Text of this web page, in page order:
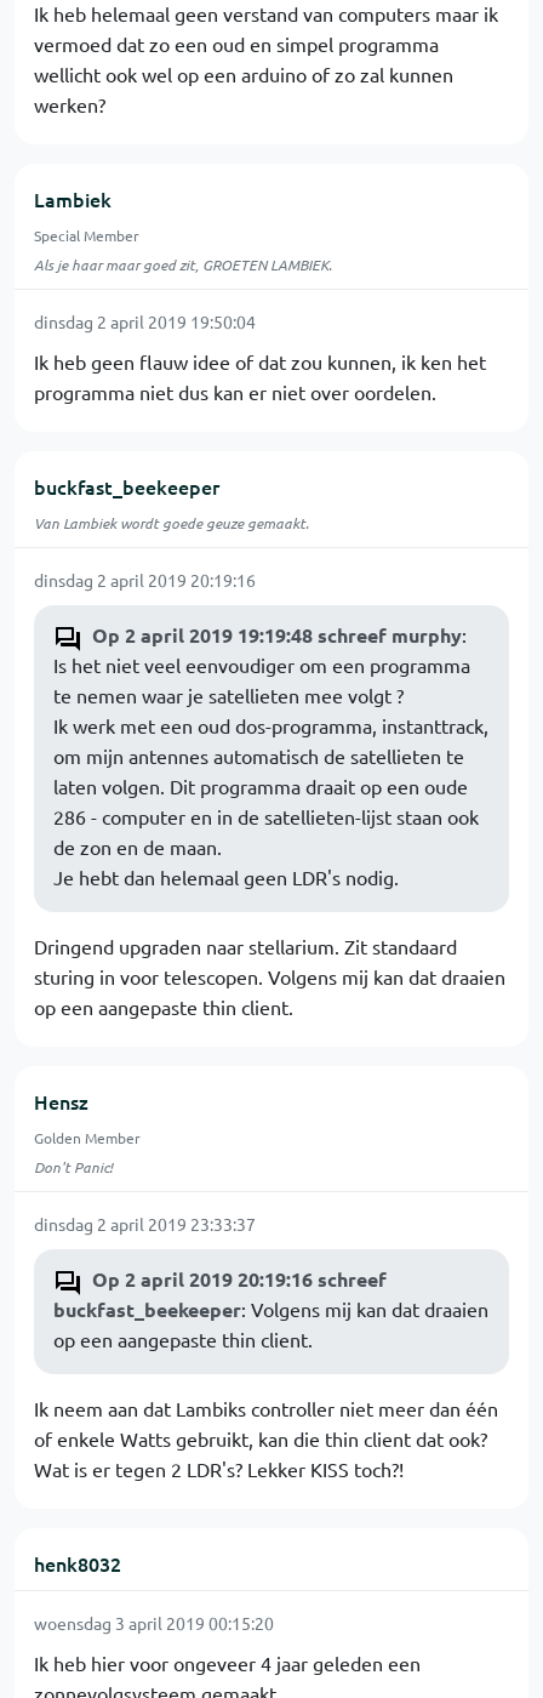
Ik heb helemaal geen verstand van computers maar ik
vermoed dat zo een oud en simpel programma
wellicht ook wel op een arduino of zo zal kunnen
werken?
Lambiek
Special Member
Als je haar maar goed zit, GROETEN LAMBIEK.
dinsdag 2 april 2019 19:50:04
Ik heb geen flauw idee of dat zou kunnen, ik ken het
programma niet dus kan er niet over oordelen.
buckfast_beekeeper
Van Lambiek wordt goede geuze gemaakt.
dinsdag 2 april 2019 20:19:16
Op 2 april 2019 19:19:48 schreef murphy:
Is het niet veel eenvoudiger om een programma
te nemen waar je satellieten mee volgt ?
Ik werk met een oud dos-programma, instanttrack,
om mijn antennes automatisch de satellieten te
laten volgen. Dit programma draait op een oude
286 - computer en in de satellieten-lijst staan ook
de zon en de maan.
Je hebt dan helemaal geen LDR's nodig.
Dringend upgraden naar stellarium. Zit standaard
sturing in voor telescopen. Volgens mij kan dat draaien
op een aangepaste thin client.
Hensz
Golden Member
Don't Panic!
dinsdag 2 april 2019 23:33:37
Op 2 april 2019 20:19:16 schreef
buckfast_beekeeper: Volgens mij kan dat draaien
op een aangepaste thin client.
Ik neem aan dat Lambiks controller niet meer dan één
of enkele Watts gebruikt, kan die thin client dat ook?
Wat is er tegen 2 LDR's? Lekker KISS toch?!
henk8032
woensdag 3 april 2019 00:15:20
Ik heb hier voor ongeveer 4 jaar geleden een
zonnevolgsysteem gemaakt.